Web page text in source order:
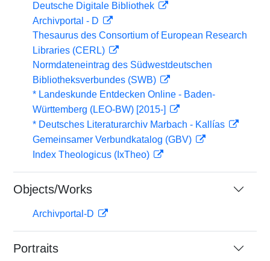
Deutsche Digitale Bibliothek
Archivportal - D
Thesaurus des Consortium of European Research
Libraries (CERL)
Normdateneintrag des Südwestdeutschen
Bibliotheksverbundes (SWB)
* Landeskunde Entdecken Online - Baden-
Württemberg (LEO-BW) [2015-]
* Deutsches Literaturarchiv Marbach - Kallías
Gemeinsamer Verbundkatalog (GBV)
Index Theologicus (IxTheo)
Objects/Works
Archivportal-D
Portraits